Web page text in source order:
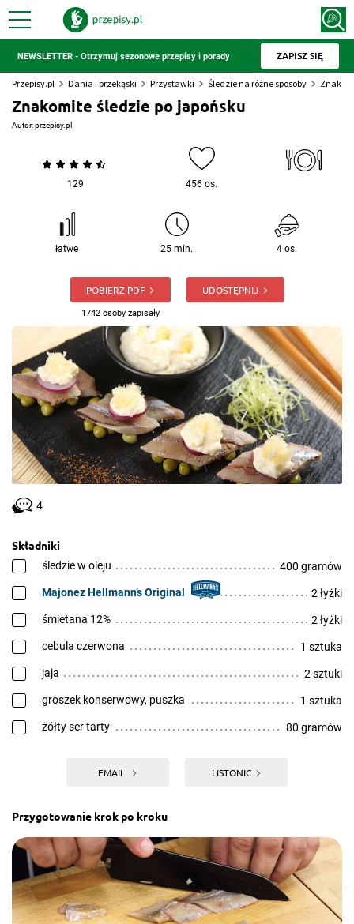
NEWSLETTER - Otrzymuj sezonowe przepisy i porady ZAPISZ SIĘ
Przepisy.pl Dania i przekąski Przystawki Śledzie na różne sposoby
Znakomite śledzie po japońsku
Autor:przepisy.pl
129 456 os.
łatwe 25 min. 4 os.
POBIERZ PDF
1742 osoby zapisały
UDOSTĘPNIJ
4
Składniki
śledzie w oleju 400 gramów
Majonez Hellmann’s Original 2 łyżki
śmietana 12% 2 łyżki
cebula czerwona 1 sztuka
jaja 2 sztuki
groszek konserwowy, puszka 1 sztuka
żółty ser tarty 80 gramów
EMAIL LISTONIC
Przygotowanie krok po kroku